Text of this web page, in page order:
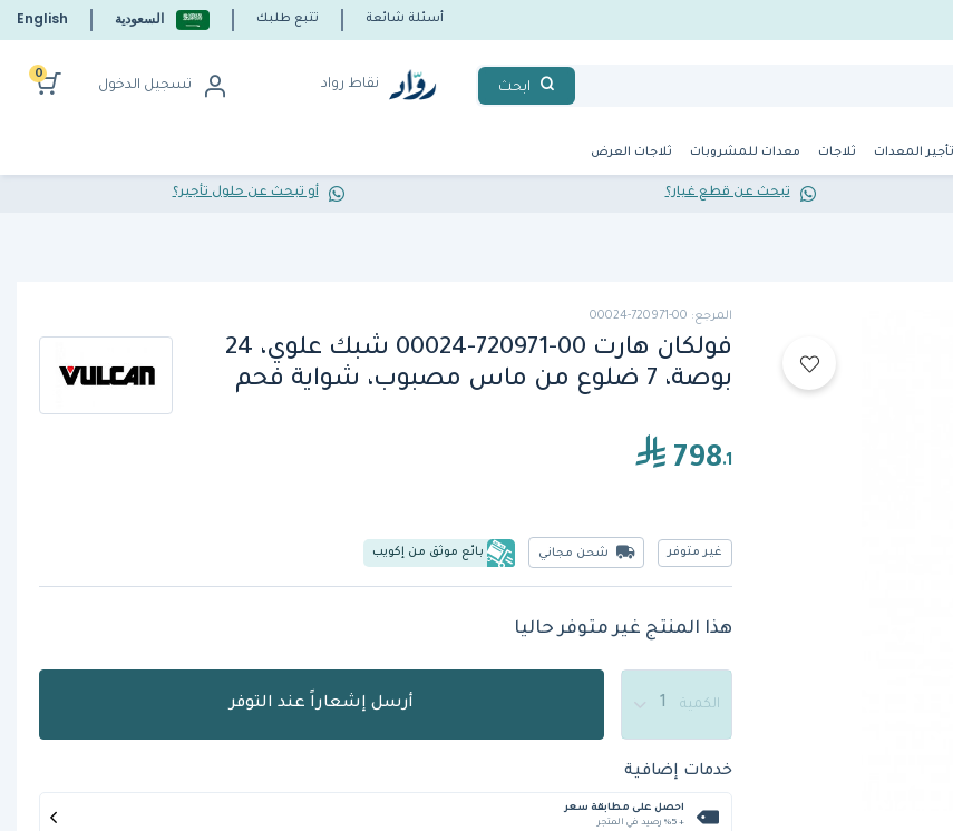
أسئلة شائعة تتبع طلبك السعودية English
ابحث نقاط رواد تسجيل الدخول
0
تأجير المعدات ثلاجات معدات للمشروبات ثلاجات العرض
تبحث عن قطع غيار؟ أو تبحث عن حلول تأجير؟
المرجع: 00-720971-00024
فولكان هارت 00-720971-00024 شبك علوي، 24
بوصة، 7 ضلوع من ماس مصبوب، شواية فحم
798.1
غير متوفر شحن مجاني بائع موثق من إكويب
هذا المنتج غير متوفر حاليا
الكمية أرسل إشعاراً عند التوفر
خدمات إضافية
احصل على مطابقة سعر
+ %5 رصيد في المتجر